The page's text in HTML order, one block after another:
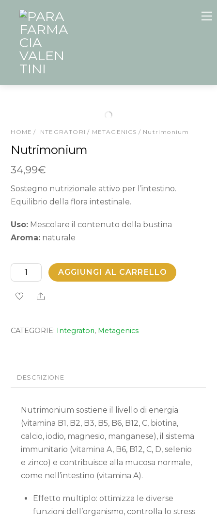
content
HOME / INTEGRATORI / METAGENICS / Nutrimonium
Nutrimonium
34,99€
Sostegno nutrizionale attivo per l’intestino.
Equilibrio della flora intestinale.
Uso: Mescolare il contenuto della bustina
Aroma: naturale
Nutrimonium
quantità
AGGIUNGI AL CARRELLO
Share
CATEGORIE: Integratori, Metagenics
DESCRIZIONE
Nutrimonium sostiene il livello di energia
(vitamina B1, B2, B3, B5, B6, B12, C, biotina,
calcio, iodio, magnesio, manganese), il sistema
immunitario (vitamina A, B6, B12, C, D, selenio
e zinco) e contribuisce alla mucosa normale,
come nell’intestino (vitamina A).
Effetto multiplo: ottimizza le diverse
funzioni dell’organismo, controlla lo stress